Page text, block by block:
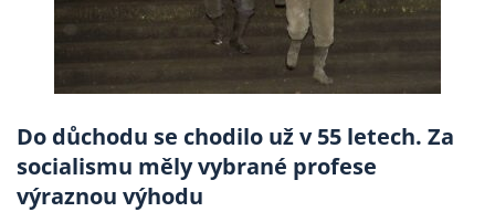
Do důchodu se chodilo už v 55 letech. Za
socialismu měly vybrané profese
výraznou výhodu